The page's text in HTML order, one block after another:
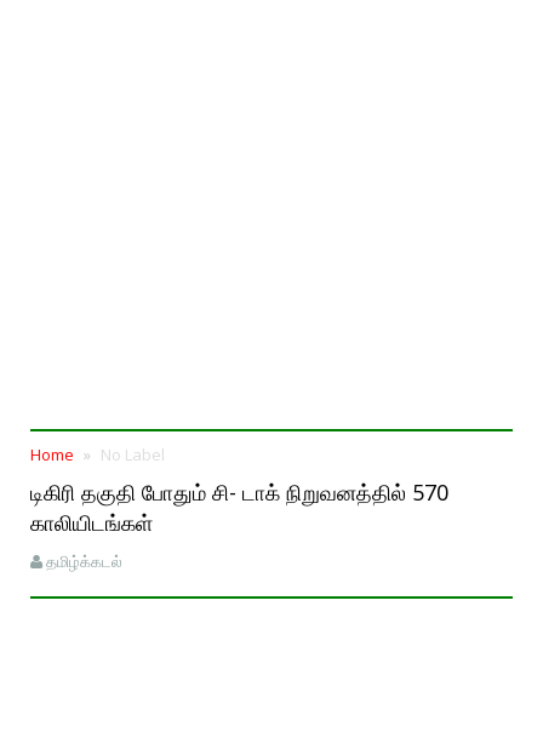
Home No Label
டிகிரி தகுதி போதும் சி- டாக் நிறுவனத்தில் 570
காலியிடங்கள்
தமிழ்க்கடல்